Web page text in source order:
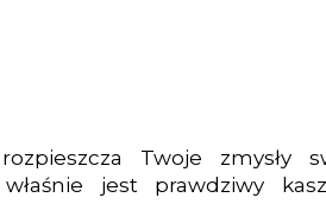
Twoje zmysły
jest prawdziwy